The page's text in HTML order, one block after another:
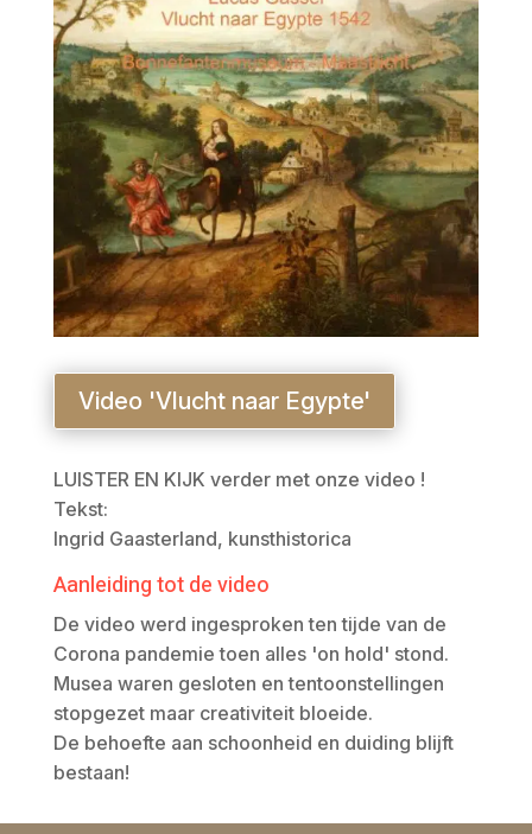
Video 'Vlucht naar Egypte'
LUISTER EN KIJK verder met onze video !
Tekst:
Ingrid Gaasterland, kunsthistorica
Aanleiding tot de video
De video werd ingesproken ten tijde van de
Corona pandemie toen alles 'on hold' stond.
Musea waren gesloten en tentoonstellingen
stopgezet maar creativiteit bloeide.
De behoefte aan schoonheid en duiding blijft
bestaan!